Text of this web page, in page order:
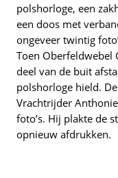
polshorloge, een
een doos met
ongeveer twintig
Toen Oberfeldwebel
deel van de buit
polshorloge hield.
Vrachtrijder
foto’s. Hij plakte de
opnieuw afdrukken.